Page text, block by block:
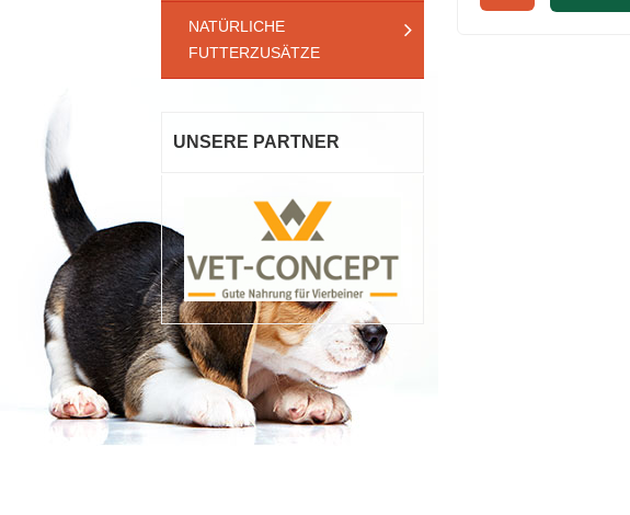
NATÜRLICHE
FUTTERZUSÄTZE
UNSERE PARTNER